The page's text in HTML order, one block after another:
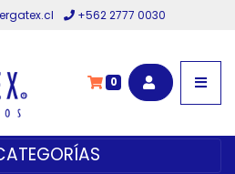
+562 2777 0030
0